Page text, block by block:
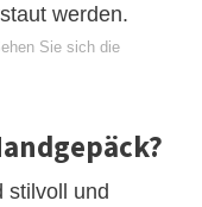
werden.
Sie sich die
stilvoll und